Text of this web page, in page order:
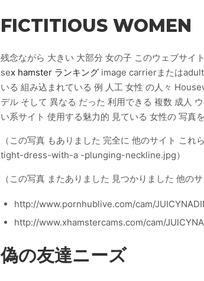
FICTITIOUS WOMEN
残念ながら 大きい 大部分 女の子 このウェブサイ
sex hamster ランキング image carrierまたは
いる 組み込まれている 例 人工 女性 の人々
デル そして 異なる だった 利用できる 複数 成人
い系サイト 使用する魅力的 見ている 女性の 写真
（この写真 もありました 完全に 他のサイト
tight-dress-with-a -plunging-neckline.jpg）
（この写真 またありました 見つかりました 他のサ
http://www.pornhublive.com/cam/
http://www.xhamstercams.com/cam/
偽の友達ニーズ